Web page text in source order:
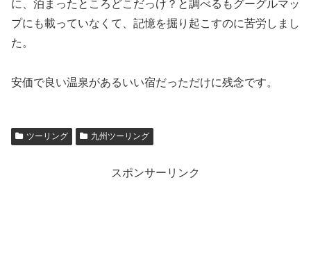
に、泊まったところどこだっけ？と調べるもグーグルマッ
プにも載っていなくて、記憶を掘り起こすのに苦労しまし
た。
安価で良い温泉があるいい宿だっただけに残念です。
ツーリング 九州ツーリング
スポンサーリンク